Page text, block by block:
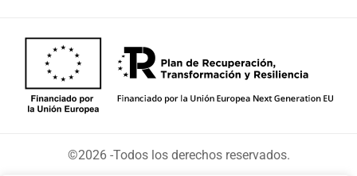
©2026 -Todos los derechos reservados.